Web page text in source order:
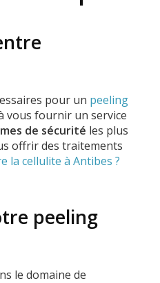
pour un peeling
vous fournir un service
de sécurité les plus
offrir des traitements
la cellulite à Antibes ?
peeling
le domaine de